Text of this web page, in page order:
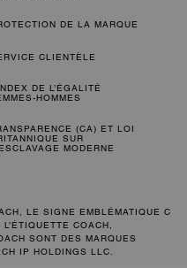
DE LA MARQUE
CLIENTÈLE
DE L’ÉGALITÉ
HOMMES
(CA) ET LOI
SUR
MODERNE
LE SIGNE EMBLÉMATIQUE C
COACH,
SONT DES MARQUES
IP HOLDINGS LLC.